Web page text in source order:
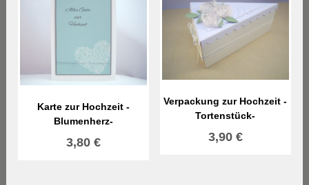
Karte zur Hochzeit -
Blumenherz-
3,80€
Verpackung zur Hochzeit -
Tortenstück-
3,90 €